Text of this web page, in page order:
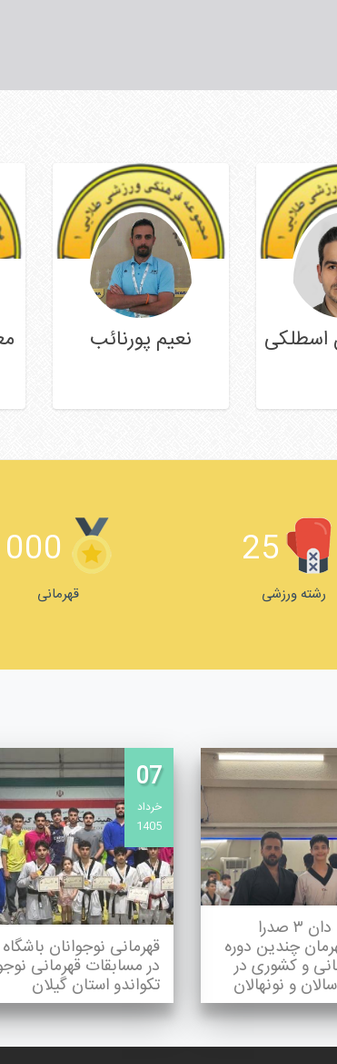
اسطلکی
اسطلکی
های رزمی
نعیم پورنائب
نعیم پورنائب
مربی والیبال
ادامه مطلب
25
رشته ورزشی قهرمانی
ارتقای کمربند دان ۳ صدرا
چندین دوره
و کشوری در
و نونهالان
07
خرداد
1405
قهرمانی نوجوانان
در مسابقات قهرمانی
تکواندو استان گیلان